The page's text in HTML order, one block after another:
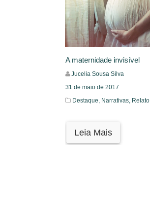
A maternidade invisível
Jucelia Sousa Silva
31 de maio de 2017
Destaque, Narrativas, Relato
Leia Mais